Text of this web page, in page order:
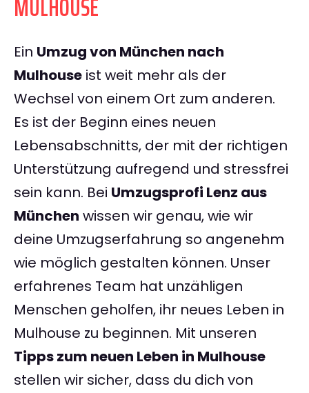
Ein Umzug von München nach
Mulhouse ist weit mehr als der
Wechsel von einem Ort zum anderen.
Es ist der Beginn eines neuen
Lebensabschnitts, der mit der richtigen
Unterstützung aufregend und stressfrei
sein kann. Bei Umzugsprofi Lenz aus
München wissen wir genau, wie wir
deine Umzugserfahrung so angenehm
wie möglich gestalten können. Unser
erfahrenes Team hat unzähligen
Menschen geholfen, ihr neues Leben in
Mulhouse zu beginnen. Mit unseren
Tipps zum neuen Leben in Mulhouse
stellen wir sicher, dass du dich von